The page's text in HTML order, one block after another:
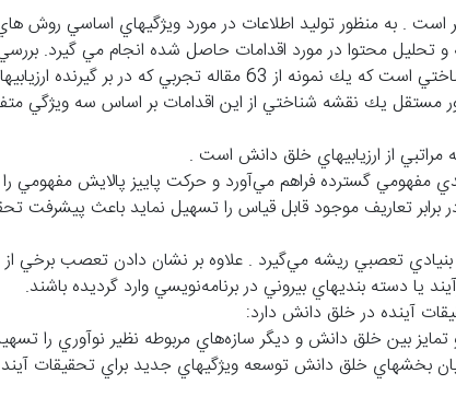
. به منظور توليد اطلاعات در مورد ويژگيهاي اساسي روش هاي
و تحليل محتوا در مورد اقدامات حاصل شده انجام مي گيرد.
ادبيات شامل تحقيق كلمات كليدي در بانگهاي اطلاعاتي كتابشناختي است كه يك نمونه از 63 مقاله تجربي كه در بر گيرنده
يك نقشه شناختي از اين اقدامات بر اساس سه ويژگي
از ارزيابيهاي خلق دانش است .
مفهومي گسترده فراهم مي‌آورد و حركت پاييز پالايش مفهومي
برابر تعاريف موجود قابل قياس را تسهيل نمايد باعث پيشرفت
تعصبي ريشه مي‌گيرد . علاوه بر نشان دادن تعصب برخي از
يا دسته بنديهاي بيروني در برنامه‌نويسي وارد گرديده باشند.
آينده در خلق دانش دارد:
بين خلق دانش و ديگر سازه‌هاي مربوطه نظير نوآوري را
بخشهاي خلق دانش توسعه ويژگيهاي جديد براي تحقيقات